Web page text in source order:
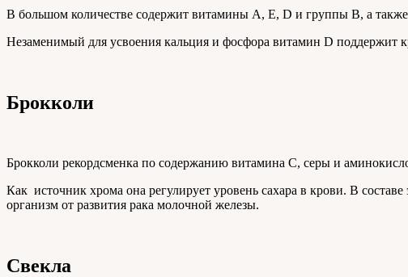
В большом количестве содержит витамины A, Е, D и группы В, а
Незаменимый для усвоения кальция и фосфора витамин D поддержит
Брокколи
Брокколи рекордсменка по содержанию витамина С, серы и
Как источник хрома она регулирует уровень сахара в крови. В
организм от развития рака молочной железы.
Свекла